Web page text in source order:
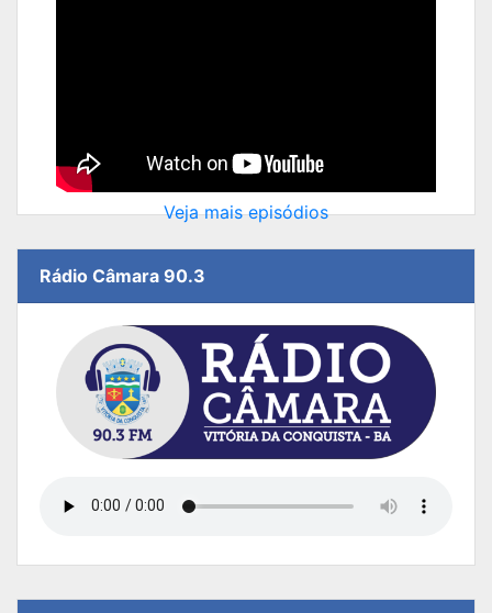
Veja mais episódios
Rádio Câmara 90.3